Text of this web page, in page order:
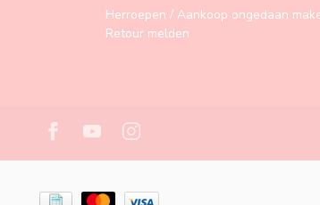
Herroepen / Aankoop ongedaan
Retour melden